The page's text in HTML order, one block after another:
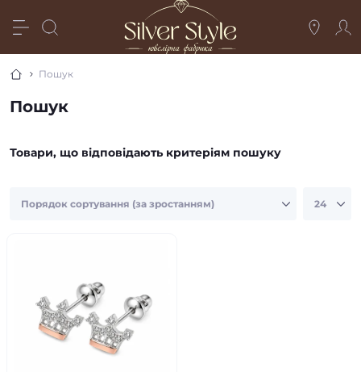
Пошук
Пошук
Товари, що відповідають критеріям пошуку